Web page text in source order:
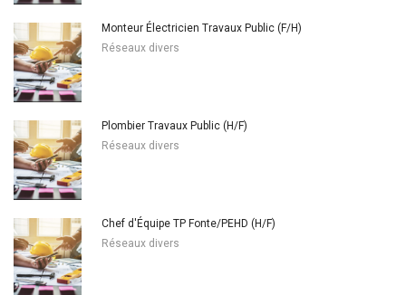
Monteur Électricien Travaux Public (F/H)
Réseaux divers
Plombier Travaux Public (H/F)
Réseaux divers
Chef d'Équipe TP Fonte/PEHD (H/F)
Réseaux divers